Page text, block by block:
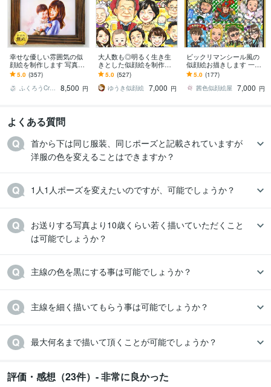
幸せな優しい雰囲気の似
顔絵を制作します 写真以
上の輝きで、心に響くア
ートを
5.0 (357)
ふくろうCreate
8,500 円
大人数も◎明るく生き生
きとした似顔絵を制作し
ます ✦送料込み✦長寿祝
い、記念日、プレゼン
ト、ご自宅用に♪
5.0 (527)
ゆうき似顔絵 7,000 円
ビックリマンシール風の
似顔絵お描きします 一般
の方、企業、インフルエ
ンサー、有名人の方等幅
広い実績あり
5.0 (177)
茜色似顔絵屋
7,000 円
よくある質問
首から下は同じ服装、同じポーズと記載されていますが
洋服の色を変えることはできますか？
1人1人ポーズを変えたいのですが、可能でしょうか？
お送りする写真より10歳くらい若く描いていただくこと
は可能でしょうか？
主線の色を黒にする事は可能でしょうか？
主線を細く描いてもらう事は可能でしょうか？
最大何名まで描いて頂くことが可能でしょうか？
評価・感想（23件）- 非常に良かった